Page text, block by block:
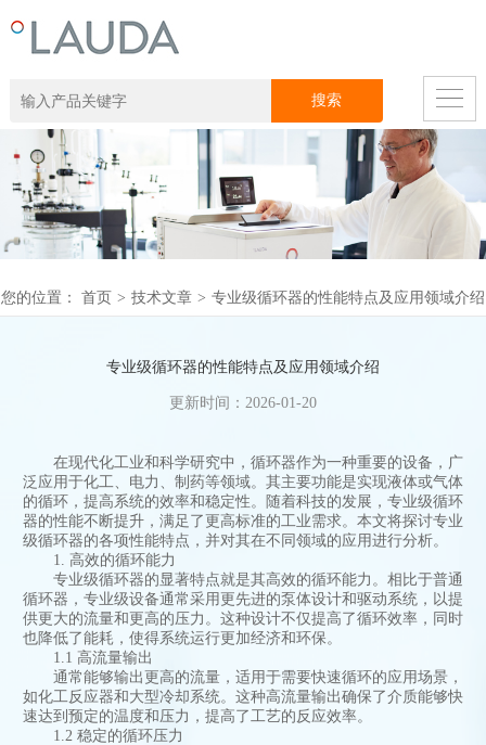
您的位置： 首页 > 技术文章 > 专业级循环器的性能特点及应用领域介绍
专业级循环器的性能特点及应用领域介绍
更新时间：2026-01-20
在现代化工业和科学研究中，循环器作为一种重要的设备，广
泛应用于化工、电力、制药等领域。其主要功能是实现液体或气体
的循环，提高系统的效率和稳定性。随着科技的发展，专业级循环
器的性能不断提升，满足了更高标准的工业需求。本文将探讨专业
级循环器的各项性能特点，并对其在不同领域的应用进行分析。
1. 高效的循环能力
专业级循环器的显著特点就是其高效的循环能力。相比于普通
循环器，专业级设备通常采用更先进的泵体设计和驱动系统，以提
供更大的流量和更高的压力。这种设计不仅提高了循环效率，同时
也降低了能耗，使得系统运行更加经济和环保。
1.1 高流量输出
通常能够输出更高的流量，适用于需要快速循环的应用场景，
如化工反应器和大型冷却系统。这种高流量输出确保了介质能够快
速达到预定的温度和压力，提高了工艺的反应效率。
1.2 稳定的循环压力